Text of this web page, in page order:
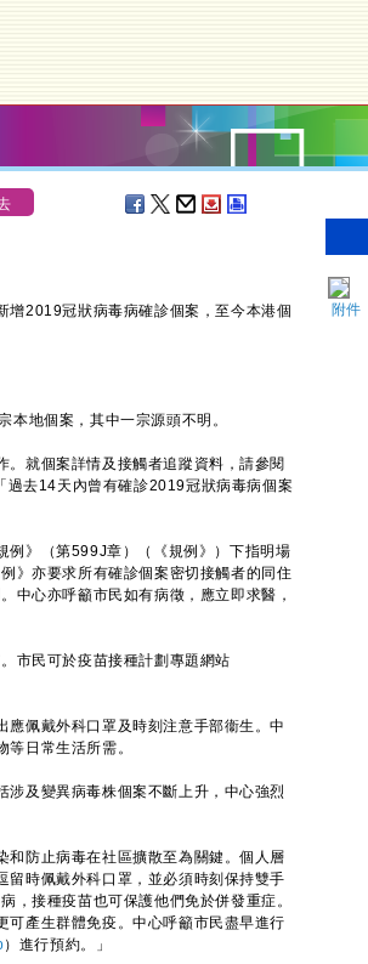
2019冠狀病毒病確診個案，至今本港個
地個案，其中一宗源頭不明。
就個案詳情及接觸者追蹤資料，請參閱
過去14天內曾有確診2019冠狀病毒病個案
》（第599J章）（《規例》）下指明場
》亦要求所有確診個案密切接觸者的同住
中心亦呼籲市民如有病徵，應立即求醫，
市民可於疫苗接種計劃專題網站
佩戴外科口罩及時刻注意手部衞生。中
日常生活所需。
及變異病毒株個案不斷上升，中心強烈
防止病毒在社區擴散至為關鍵。個人層
留時佩戴外科口罩，並必須時刻保持雙手
，接種疫苗也可保護他們免於併發重症。
可產生群體免疫。中心呼籲市民盡早進行
）進行預約。」
附件